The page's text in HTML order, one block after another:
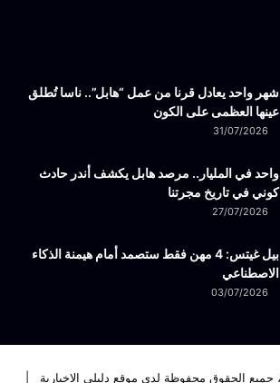
شهر واحد يعادل قرنا من عمل “هابل”.. ناسا تُطلق
عينها العظمى على الكون
31/07/2026
واحد في المليار.. مرصد هابل يكشف أندر حادث
كوني في تاريخ مجرتنا
27/07/2026
بيل غيتس: 4 مهن فقط ستصمد أمام هيمنة الذكاء
الاصطناعي
03/07/2026